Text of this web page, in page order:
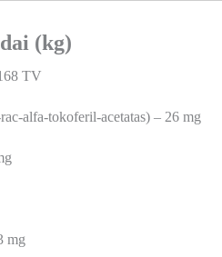
(kg)
TV
alfa-tokoferil-acetatas) – 26 mg
mg